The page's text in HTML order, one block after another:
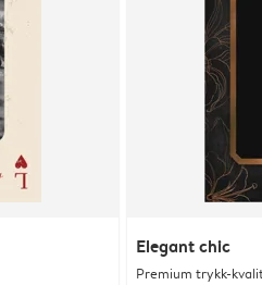
Elegant chic
Premium trykk-